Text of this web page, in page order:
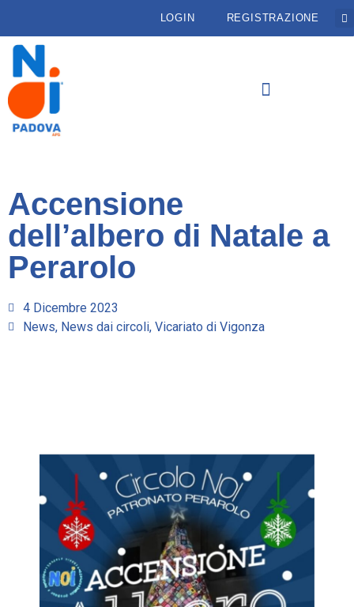
LOGIN REGISTRAZIONE
Accensione
dell’albero di Natale a
Perarolo
4 Dicembre 2023
News, News dai circoli, Vicariato di Vigonza